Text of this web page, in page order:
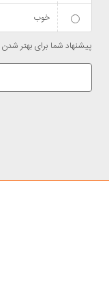
خوب
پیشنهاد شما برای بهتر